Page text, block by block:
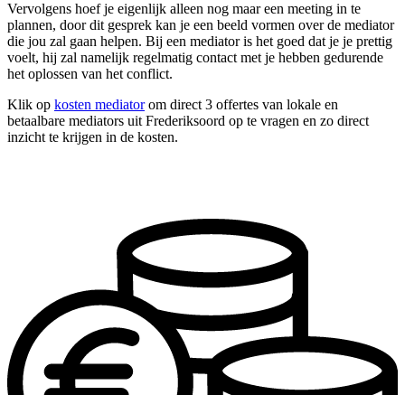
Vervolgens hoef je eigenlijk alleen nog maar een meeting in te
plannen, door dit gesprek kan je een beeld vormen over de mediator
die jou zal gaan helpen. Bij een mediator is het goed dat je je prettig
voelt, hij zal namelijk regelmatig contact met je hebben gedurende
het oplossen van het conflict.
Klik op kosten mediatorom direct 3 offertes van lokale en
betaalbare mediators uit Frederiksoord op te vragen en zo direct
inzicht te krijgen in de kosten.